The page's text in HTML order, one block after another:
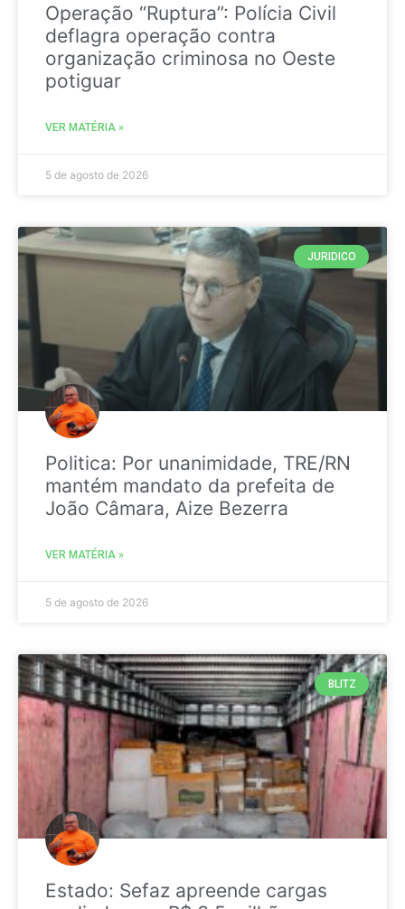
Operação “Ruptura”: Polícia Civil
deflagra operação contra
organização criminosa no Oeste
potiguar
VER MATÉRIA »
5 de agosto de 2026
JURIDICO
Politica: Por unanimidade, TRE/RN
mantém mandato da prefeita de
João Câmara, Aize Bezerra
VER MATÉRIA »
5 de agosto de 2026
BLITZ
Estado: Sefaz apreende cargas